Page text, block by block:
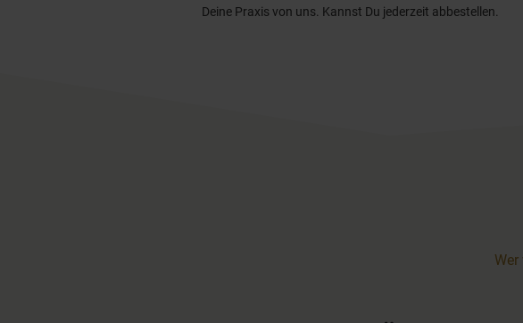
Deine Praxis von uns. Kannst Du jederzeit abbestellen.